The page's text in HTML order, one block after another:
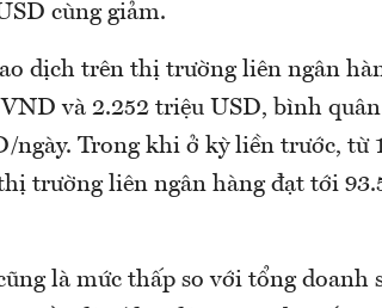
cùng giảm.
dịch trên thị trường liên ngân
và 2.252 triệu USD, bình
ngày. Trong khi ở kỳ liền trước, từ
trường liên ngân hàng đạt tới
là mức thấp so với tổng doanh